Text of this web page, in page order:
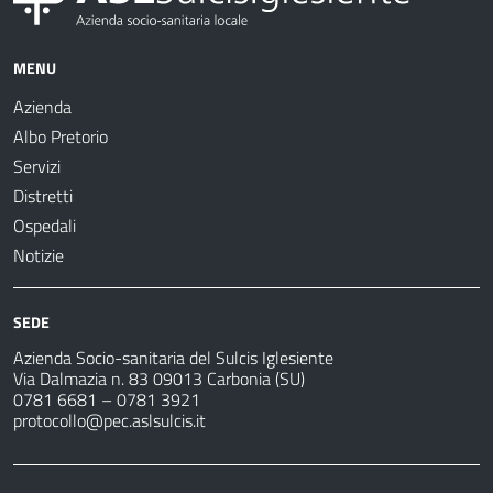
MENU
Azienda
Albo Pretorio
Servizi
Distretti
Ospedali
Notizie
SEDE
Azienda Socio-sanitaria del Sulcis Iglesiente
Via Dalmazia n. 83 09013 Carbonia (SU)
0781 6681 – 0781 3921
protocollo@pec.aslsulcis.it